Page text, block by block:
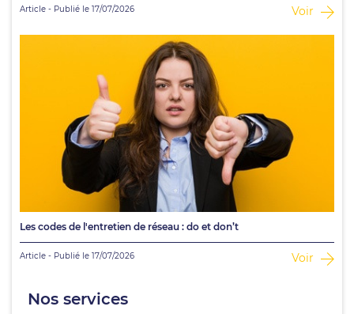
Article - Publié le 17/07/2026 Voir
Les codes de l'entretien de réseau : do et don’t
Article - Publié le 17/07/2026 Voir
Nos services